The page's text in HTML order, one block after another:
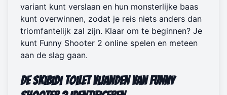
variant kunt verslaan en hun monsterlijke baas
kunt overwinnen, zodat je reis niets anders dan
triomfantelijk zal zijn. Klaar om te beginnen? Je
kunt Funny Shooter 2 online spelen en meteen
aan de slag gaan.
De Skibidi Toilet Vijanden van Funny